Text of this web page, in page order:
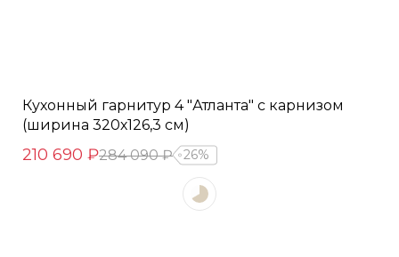
Кухонный гарнитур 4 "Атланта" с карнизом
(ширина 320х126,3 см)
210 690 ₽284 090 ₽ 26%